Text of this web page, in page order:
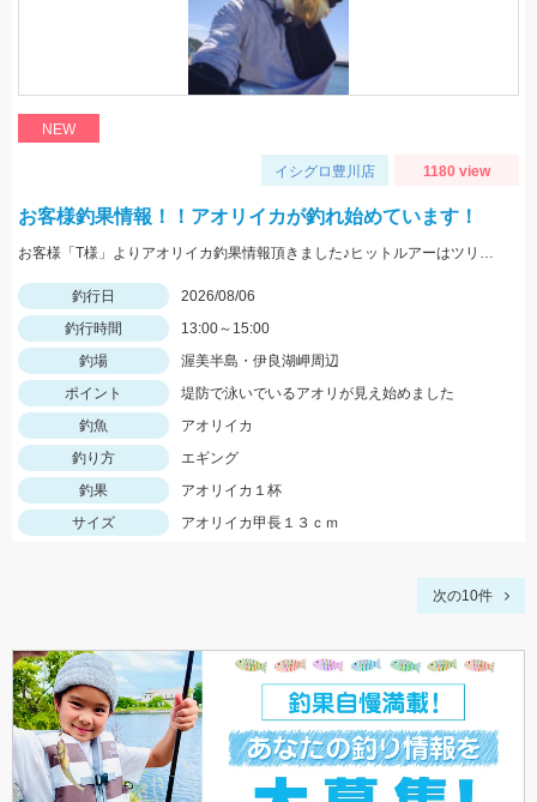
NEW
イシグロ豊川店 1180 view
お客様釣果情報！！アオリイカが釣れ始めています！
お客様「T様」よりアオリイカ釣果情報頂きました♪ヒットルアーはツリノTHEエギの２．５サイズ。5杯ほど泳いでいるイカも目撃、バラシもあったそうです。今後は三河湾内にもどんどん入ってきそうですね！
釣行日
2026/08/06
釣行時間
13:00～15:00
釣場
渥美半島・伊良湖岬周辺
ポイント
堤防で泳いでいるアオリが見え始めました
釣魚
アオリイカ
釣り方
エギング
釣果
アオリイカ１杯
サイズ
アオリイカ甲長１３ｃｍ
次の10件